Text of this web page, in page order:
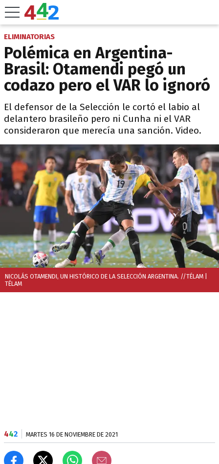
ELIMINATORIAS
Polémica en Argentina-
Brasil: Otamendi pegó un
codazo pero el VAR lo ignoró
El defensor de la Selección le cortó el labio al
delantero brasileño pero ni Cunha ni el VAR
consideraron que merecía una sanción. Video.
NICOLÁS OTAMENDI, UN HISTÓRICO DE LA SELECCIÓN ARGENTINA. //TÉLAM
TÉLAM
442 MARTES 16 DE NOVIEMBRE DE 2021